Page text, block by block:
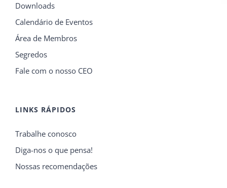
Downloads
Calendário de Eventos
Área de Membros
Segredos
Fale com o nosso CEO
LINKS RÁPIDOS
Trabalhe conosco
Diga-nos o que pensa!
Nossas recomendações